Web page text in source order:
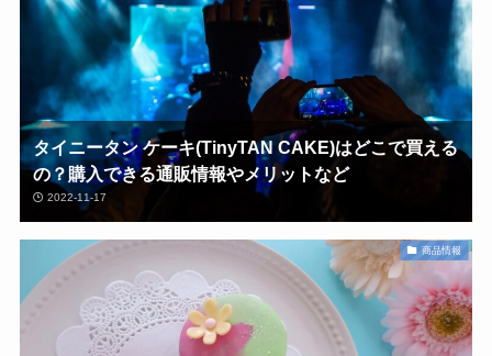
タイニータン ケーキ(TinyTAN CAKE)はどこで買える
の？購入できる通販情報やメリットなど
2022-11-17
商品情報